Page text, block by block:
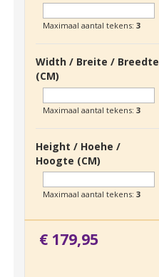
Maximaal aantal tekens:3
Width / Breite / Breedte
(CM)
Maximaal aantal tekens:3
Height / Hoehe /
Hoogte (CM)
Maximaal aantal tekens:3
€ 179,95